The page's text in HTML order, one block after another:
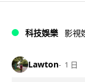
科技娛樂 影視
Lawton 1 日